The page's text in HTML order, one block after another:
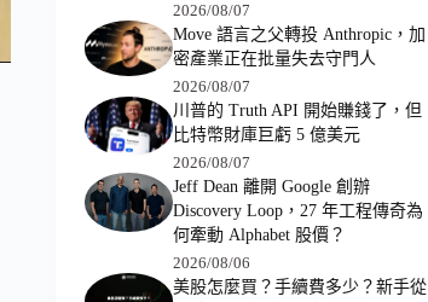
2026/08/07
Move 語言之父轉投 Anthropic，加
密產業正在批量失去守門人
2026/08/07
川普的 Truth API 開始賺錢了，但
比特幣財庫巨虧 5 億美元
2026/08/07
Jeff Dean 離開 Google 創辦
Discovery Loop，27 年工程傳奇為
何牽動 Alphabet 股價？
2026/08/06
美股怎麼買？手續費多少？新手從